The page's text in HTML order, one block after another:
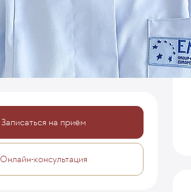
Записаться на приём
Онлайн-консультация